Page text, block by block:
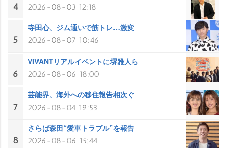
4 2026-08-03 12:18
5
寺田心、ジム通いで筋トレ…激変
2026-08-07 10:46
6
VIVANTリアルイベントに堺雅人ら
2026-08-06 18:00
7
芸能界、海外への移住報告相次ぐ
2026-08-04 19:53
8
さらば森田“愛車トラブル”を報告
2026-08-06 15:44